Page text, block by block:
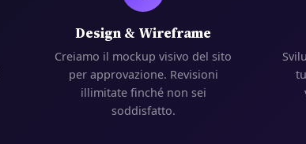
Design & Wireframe
Creiamo il mockup visivo del sito
per approvazione. Revisioni
illimitate finché non sei
soddisfatto.